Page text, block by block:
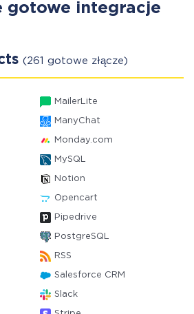
gotowe integracje
(261 gotowe złącze)
MailerLite
ManyChat
Monday.com
MySQL
Notion
Opencart
Pipedrive
PostgreSQL
RSS
Salesforce CRM
Slack